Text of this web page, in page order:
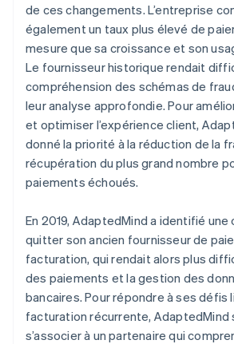
de ces changements. L’entreprise
également un taux plus élevé de
mesure que sa croissance et son
Le fournisseur historique rendait
compréhension des schémas de
leur analyse approfondie. Pour
et optimiser l’expérience client,
donné la priorité à la réduction de la
récupération du plus grand nombre
paiements échoués.
En 2019, AdaptedMind a identifié
quitter son ancien fournisseur de
facturation, qui rendait alors plus
des paiements et la gestion des
bancaires. Pour répondre à ses défis
facturation récurrente, AdaptedMind
s’associer à un partenaire qui